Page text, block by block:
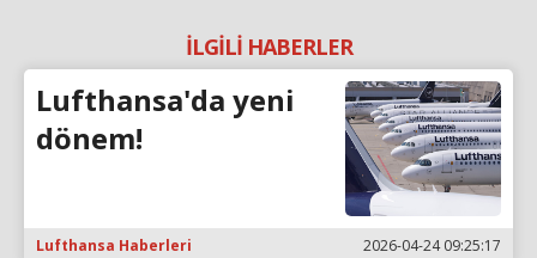
İLGİLİ HABERLER
Lufthansa'da yeni
dönem!
Lufthansa Haberleri 2026-04-24 09:25:17